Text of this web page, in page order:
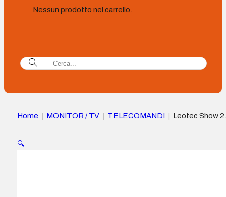
Nessun prodotto nel carrello.
Home MONITOR / TV TELECOMANDI
Leotec Show 2
ed Ethernet
🔍